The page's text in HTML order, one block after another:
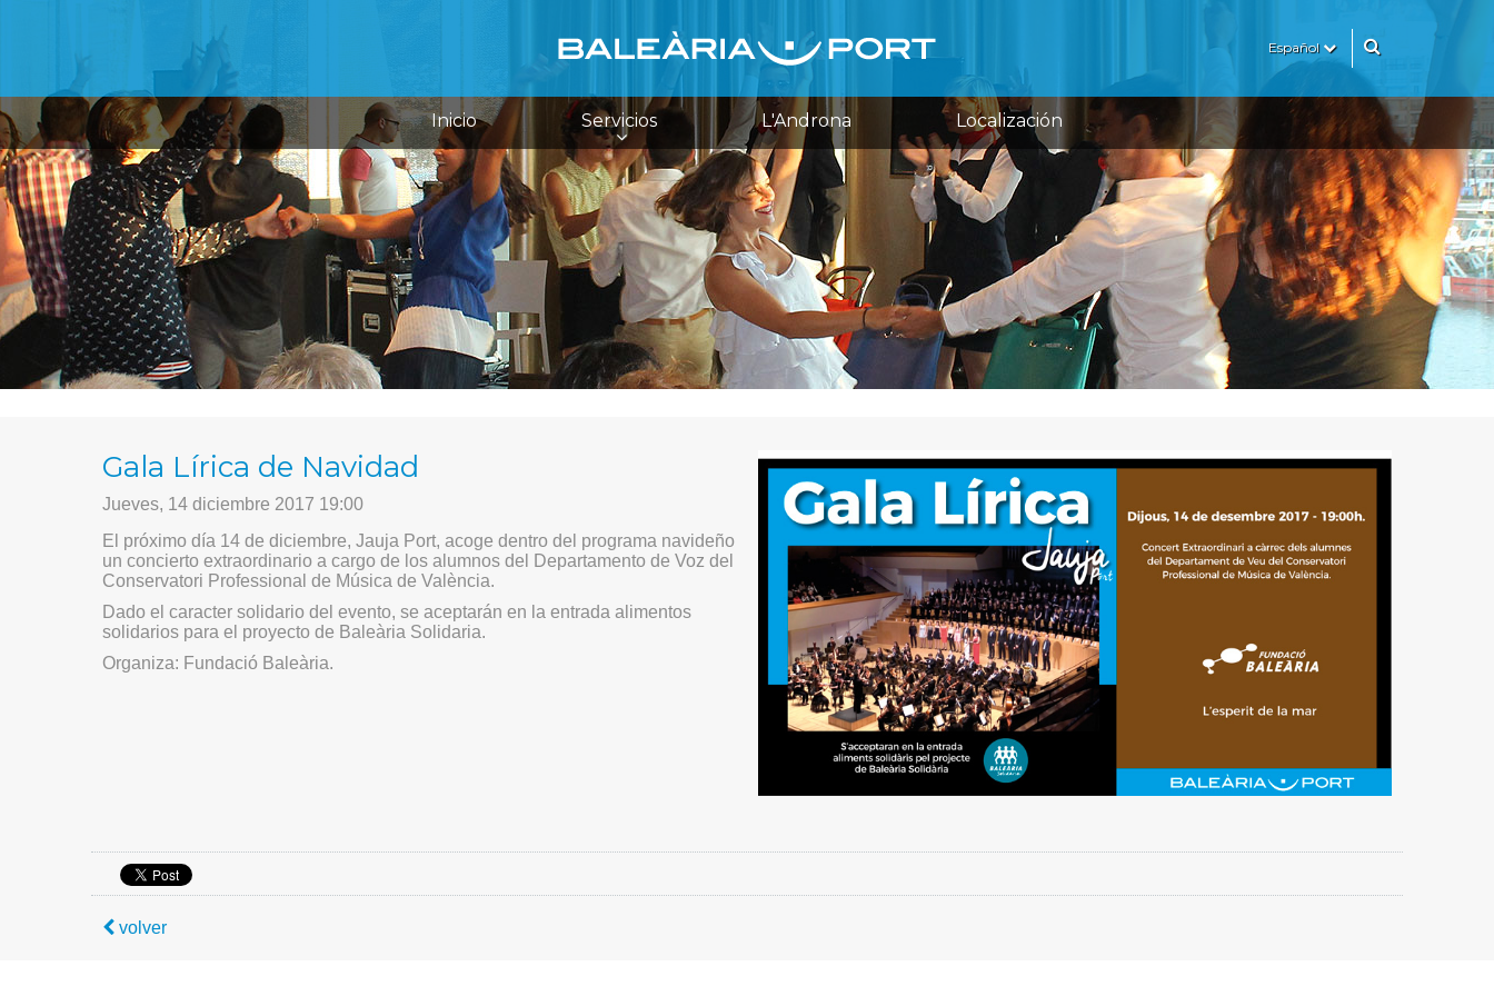
Español
Inicio Servicios L'Androna Localización
Gala Lírica de Navidad
Jueves, 14 diciembre 2017 19:00
El próximo día 14 de diciembre, Jauja Port, acoge dentro del programa navideño
un concierto extraordinario a cargo de los alumnos del Departamento de Voz del
Conservatori Professional de Música de València.
Dado el caracter solidario del evento, se aceptarán en la entrada alimentos
solidarios para el proyecto de Baleària Solidaria.
Organiza: Fundació Baleària.
volver